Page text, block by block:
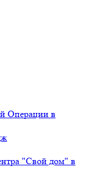
Операции в
"Свой дом" в